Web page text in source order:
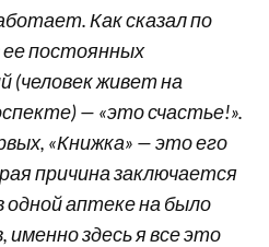
Как сказал по
ее постоянных
(человек живет на
— «это счастье!».
«Книжка» — это его
причина заключается
одной аптеке на было
здесь я все это